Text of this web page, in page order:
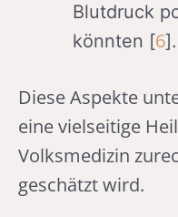
Blutdruck
könnten [6].
Diese Aspekte
eine vielseitige
Volksmedizin
geschätzt wird.